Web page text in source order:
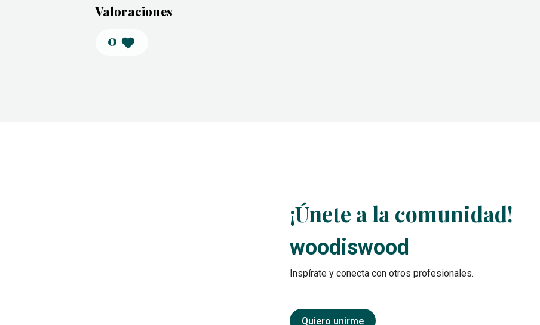
Valoraciones
0
¡Únete a la comunidad!
woodiswood
Inspírate y conecta con otros profesionales.
Quiero unirme